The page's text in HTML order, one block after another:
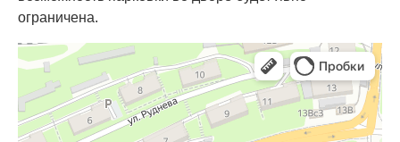
ограничена.